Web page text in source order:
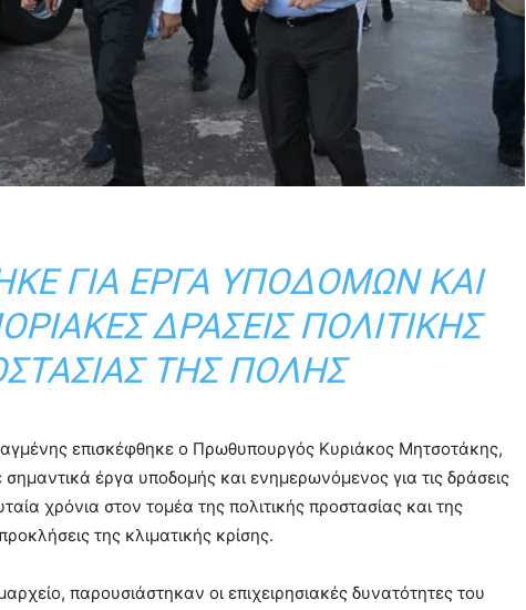
ΓΙΑ ΈΡΓΑ ΥΠΟΔΟΜΏΝ ΚΑΙ
ΔΡΆΣΕΙΣ ΠΟΛΙΤΙΚΉΣ
ΤΗΣ ΠΌΛΗΣ
επισκέφθηκε ο Πρωθυπουργός Κυριάκος Μητσοτάκης,
έργα υποδομής και ενημερωνόμενος για τις δράσεις
χρόνια στον τομέα της πολιτικής προστασίας και της
της κλιματικής κρίσης.
παρουσιάστηκαν οι επιχειρησιακές δυνατότητες του